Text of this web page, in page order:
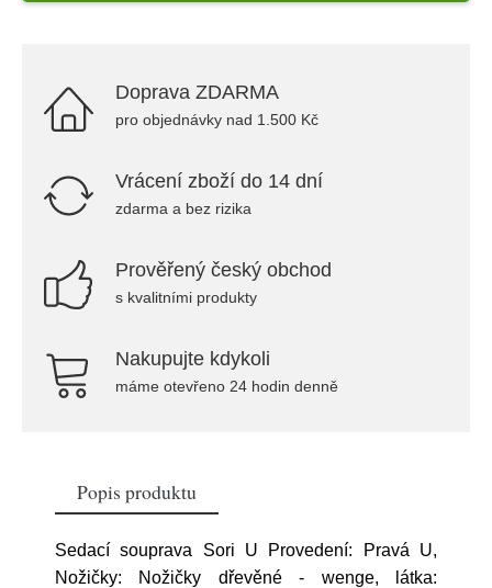
Doprava ZDARMA
pro objednávky nad 1.500 Kč
Vrácení zboží do 14 dní
zdarma a bez rizika
Prověřený český obchod
s kvalitními produkty
Nakupujte kdykoli
máme otevřeno 24 hodin denně
Popis produktu
Sedací souprava Sori U Provedení: Pravá U,
Nožičky: Nožičky dřevěné - wenge, látka: